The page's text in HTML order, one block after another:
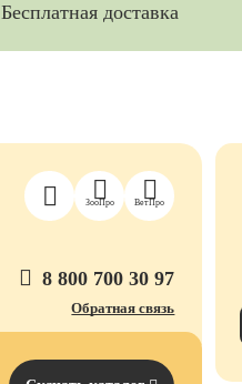
Бесплатная доставка
ЗооПро ВетПро
8 800 700 30 97
Обратная связь